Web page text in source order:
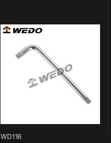
WD116